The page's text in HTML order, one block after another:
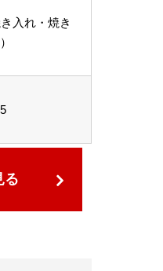
入れ・焼き
る